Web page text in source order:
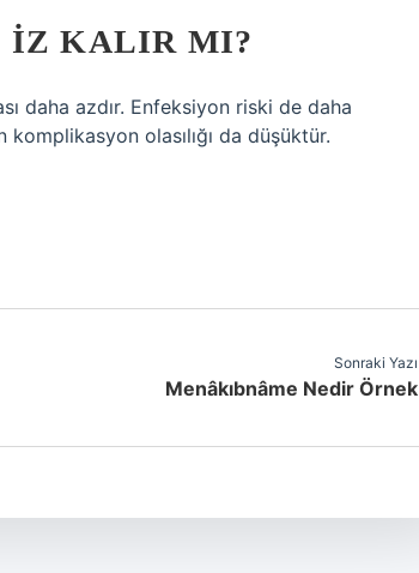
IZ KALIR MI?
daha azdır. Enfeksiyon riski de daha
olasılığı da düşüktür.
Sonraki Yazı
Menâkıbnâme Nedir Örnek